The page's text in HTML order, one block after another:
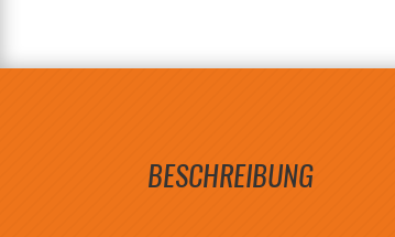
BESCHREIBUNG